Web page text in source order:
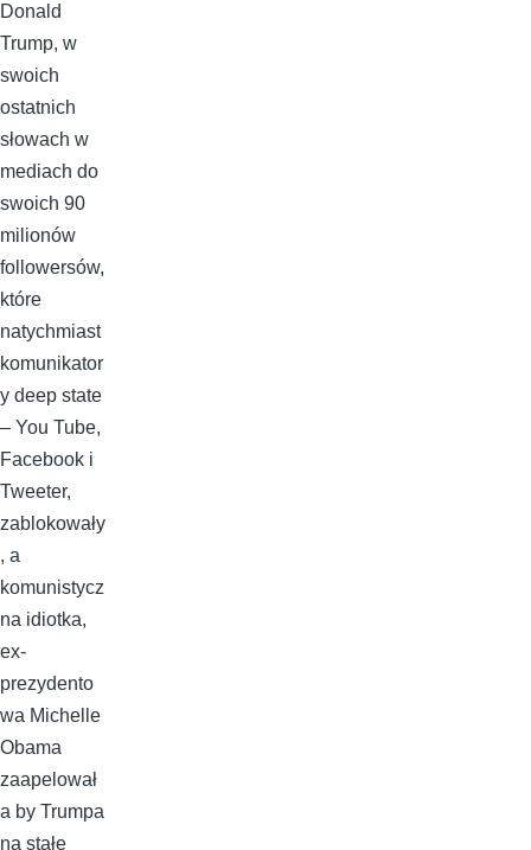
Donald
Trump, w
swoich
ostatnich
słowach w
mediach do
swoich 90
milionów
followersów,
które
natychmiast
komunikator
y deep state
– You Tube,
Facebook i
Tweeter,
zablokowały
, a
komunistycz
na idiotka,
ex-
prezydento
wa Michelle
Obama
zaapelował
a by Trumpa
na stałe